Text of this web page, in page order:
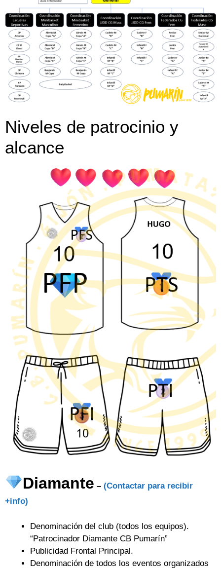
Niveles de patrocinio y
alcance
Diamante –(Contactar para recibir
+info)
Denominación del club (todos los equipos).
“Patrocinador Diamante CB Pumarín”
Publicidad Frontal Principal.
Denominación de todos los eventos organizados